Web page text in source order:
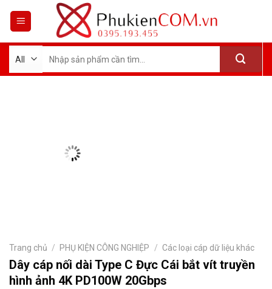
kiếm:
Trang chủ / PHỤ KIỆN CÔNG NGHIỆP / Các loại cáp dữ liệu khác
Dây cáp nối dài Type C Đực Cái bắt vít truyền
hình ảnh 4K PD100W 20Gbps